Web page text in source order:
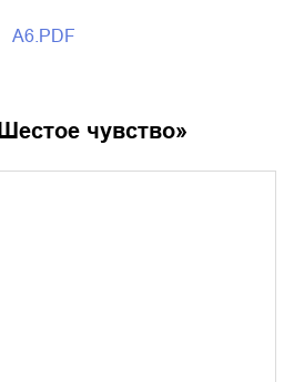
A6.PDF
Шестое чувство»